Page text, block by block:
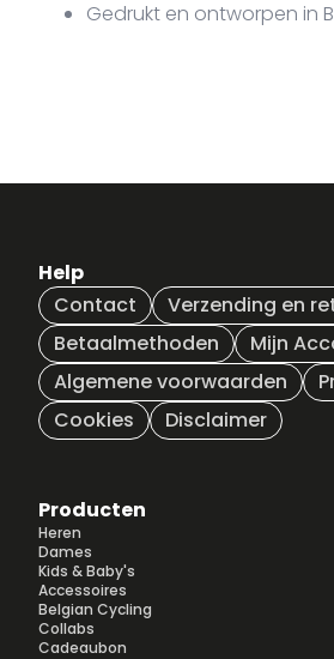
Gedrukt en ontworpen in
Help
Contact
Verzending en
Betaalmethoden
Mijn
Algemene voorwaarden
Cookies
Disclaimer
Producten
Heren
Dames
Kids & Baby's
Accessoires
Belgian Cycling
Collabs
Cadeaubon